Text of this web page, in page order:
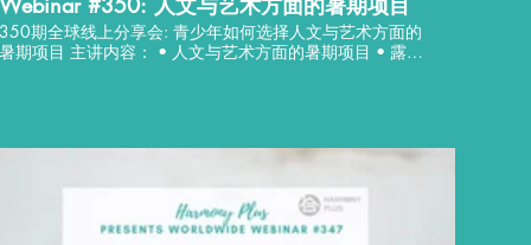
350期全球线上分享会: 青少年如何选择人文与艺术方面的
暑期项目 主讲内容： • 人文与艺术方面的暑期项目 • 露
等专业知识 Worldwide Webinar #350: Helping Teens
Takeaways: • Humanities and Arts Related Summer
Programs • Exposure/Enrichment (Open Strategy) •
Supplement/Prepare (Targeted Strategy) • New